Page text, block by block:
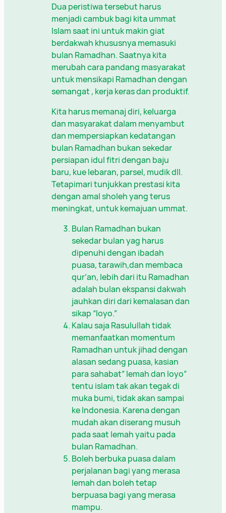
Dua peristiwa tersebut harus
menjadi cambuk bagi kita ummat
Islam saat ini untuk makin giat
berdakwah khususnya memasuki
bulan Ramadhan. Saatnya kita
merubah cara pandang masyarakat
untuk mensikapi Ramadhan dengan
semangat , kerja keras dan produktif.
Kita harus memanaj diri, keluarga
dan masyarakat dalam menyambut
dan mempersiapkan kedatangan
bulan Ramadhan bukan sekedar
persiapan idul fitri dengan baju
baru, kue lebaran, parsel, mudik dll.
Tetapimari tunjukkan prestasi kita
dengan amal sholeh yang terus
meningkat, untuk kemajuan ummat.
Bulan Ramadhan bukan
sekedar bulan yag harus
dipenuhi dengan ibadah
puasa, tarawih,dan membaca
qur’an, lebih dari itu Ramadhan
adalah bulan ekspansi dakwah
jauhkan diri dari kemalasan dan
sikap “loyo.”
Kalau saja Rasulullah tidak
memanfaatkan momentum
Ramadhan untuk jihad dengan
alasan sedang puasa, kasian
para sahabat” lemah dan loyo”
tentu islam tak akan tegak di
muka bumi, tidak akan sampai
ke Indonesia. Karena dengan
mudah akan diserang musuh
pada saat lemah yaitu pada
bulan Ramadhan.
Boleh berbuka puasa dalam
perjalanan bagi yang merasa
lemah dan boleh tetap
berpuasa bagi yang merasa
mampu.